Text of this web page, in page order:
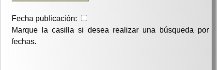
Fecha publicación:
Marque la casilla si desea realizar una búsqueda por
fechas.